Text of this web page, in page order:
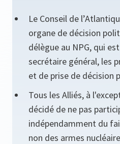
Le Conseil de
organe de décision
délègue au NPG, qui
secrétaire général, les
et de prise de décision
Tous les Alliés, à
décidé de ne pas
indépendamment du
non des armes